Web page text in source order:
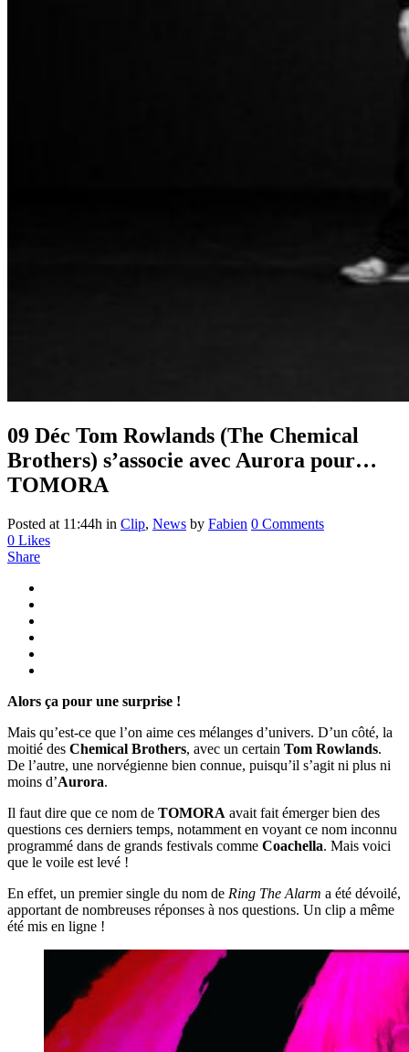
09 Déc Tom Rowlands (The Chemical
Brothers) s’associe avec Aurora pour…
TOMORA
Posted at 11:44h in Clip, News by Fabien 0 Comments
0 Likes
Share
Alors ça pour une surprise !
Mais qu’est-ce que l’on aime ces mélanges d’univers. D’un côté, la
moitié des Chemical Brothers, avec un certain Tom Rowlands.
De l’autre, une norvégienne bien connue, puisqu’il s’agit ni plus ni
moins d’Aurora.
Il faut dire que ce nom de TOMORA avait fait émerger bien des
questions ces derniers temps, notamment en voyant ce nom inconnu
programmé dans de grands festivals comme Coachella. Mais voici
que le voile est levé !
En effet, un premier single du nom de Ring The Alarm a été dévoilé,
apportant de nombreuses réponses à nos questions. Un clip a même
été mis en ligne !